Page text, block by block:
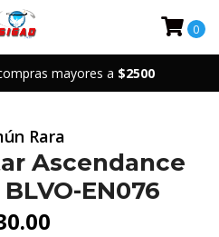
mayores a $2500
0
Rara
Ascendance
EN076